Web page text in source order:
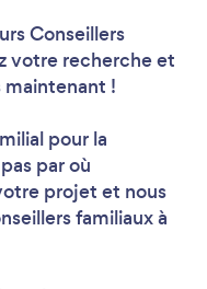
Conseillers
votre recherche et
!
pour la
par où
projet et nous
familiaux à